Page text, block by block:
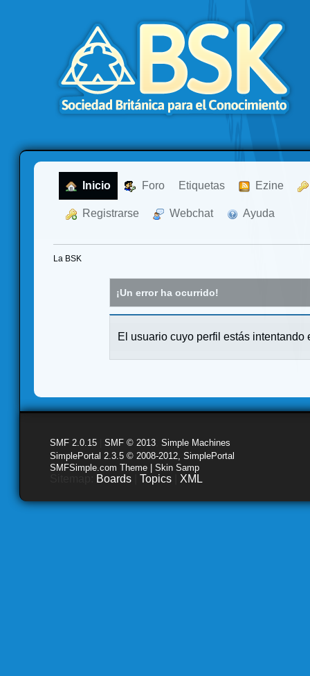
Inicio Foro Etiquetas Ezine
Registrarse Webchat Ayuda
La BSK
¡Un error ha ocurrido!
El usuario cuyo perfil estás intentando
SMF 2.0.15 SMF © 2013 Simple Machines
SimplePortal 2.3.5 © 2008-2012, SimplePortal
SMFSimple.com Theme | Skin Samp
Boards Topics XML